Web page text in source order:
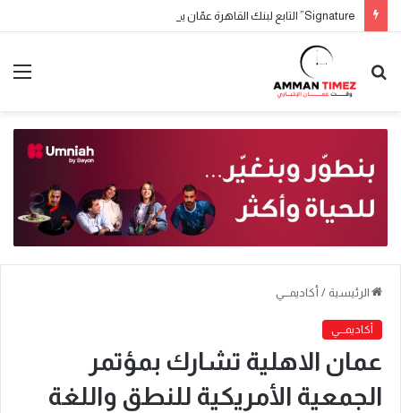
الرئيسية / أكاديمـــي
أكاديمـــي
عمان الاهلية تشارك بمؤتمر
الجمعية الأمريكية للنطق واللغة